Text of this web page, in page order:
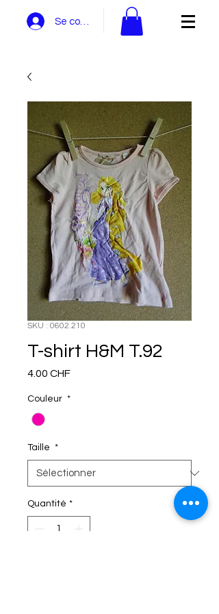
Se connecter
SKU : 0602.210
T-shirt H&M T.92
4.00 CHFPrix
Couleur *
Taille *
Quantité *